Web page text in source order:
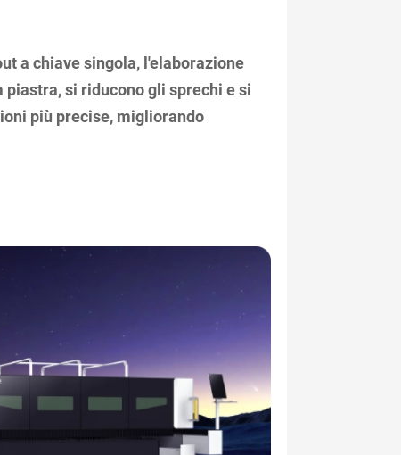
a chiave singola, l'elaborazione
si riducono gli sprechi e si
più precise, migliorando